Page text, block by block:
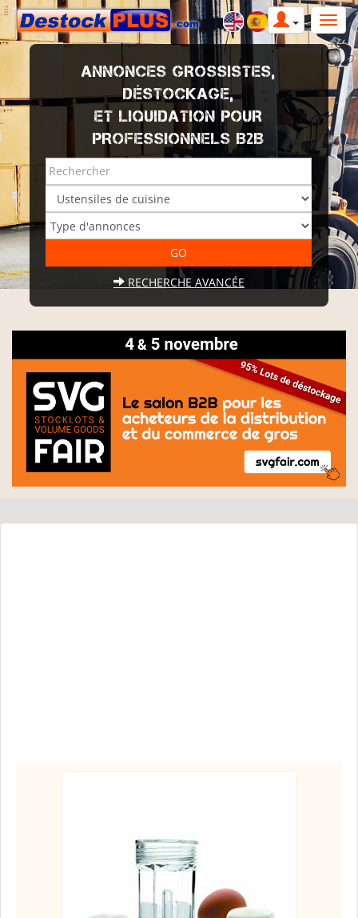
ANNONCES GROSSISTES,
DÉSTOCKAGE,
ET LIQUIDATION POUR
PROFESSIONNELS B2B
RECHERCHE AVANCÉE